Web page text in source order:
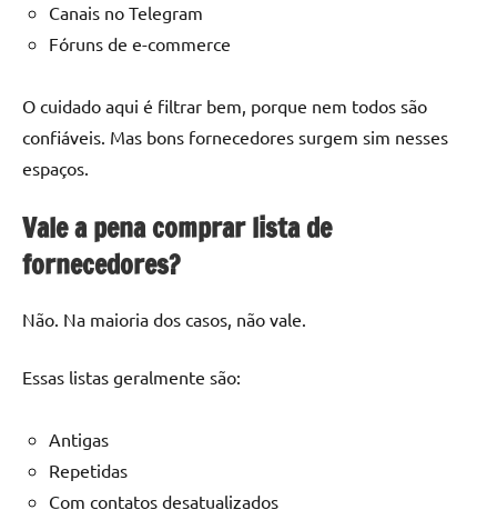
Canais no Telegram
Fóruns de e-commerce
O cuidado aqui é filtrar bem, porque nem todos são
confiáveis. Mas bons fornecedores surgem sim nesses
espaços.
Vale a pena comprar lista de
fornecedores?
Não. Na maioria dos casos, não vale.
Essas listas geralmente são:
Antigas
Repetidas
Com contatos desatualizados